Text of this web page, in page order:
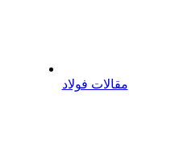
مقالات فولاد